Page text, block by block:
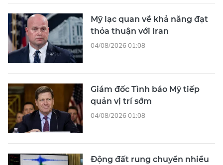
Mỹ lạc quan về khả năng đạt
thỏa thuận với Iran
04/08/2026 01:08
Giám đốc Tình báo Mỹ tiếp
quản vị trí sớm
04/08/2026 01:08
Động đất rung chuyển nhiều